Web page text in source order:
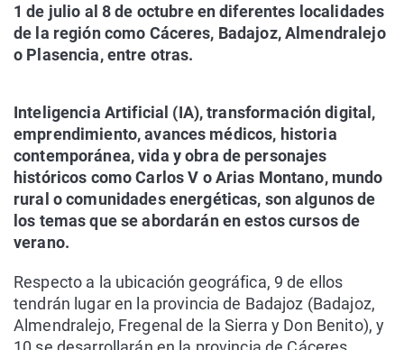
1 de julio al 8 de octubre en diferentes localidades
de la región como Cáceres, Badajoz, Almendralejo
o Plasencia, entre otras.
Inteligencia Artificial (IA), transformación digital,
emprendimiento, avances médicos, historia
contemporánea, vida y obra de personajes
históricos como Carlos V o Arias Montano, mundo
rural o comunidades energéticas, son algunos de
los temas que se abordarán en estos cursos de
verano.
Respecto a la ubicación geográfica, 9 de ellos
tendrán lugar en la provincia de Badajoz (Badajoz,
Almendralejo, Fregenal de la Sierra y Don Benito), y